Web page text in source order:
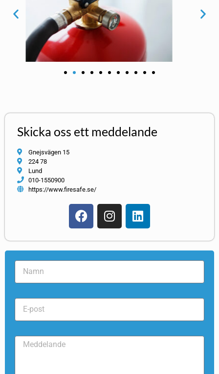
Skicka oss ett meddelande
Gnejsvägen 15
224 78
Lund
010-1550900
https://www.firesafe.se/